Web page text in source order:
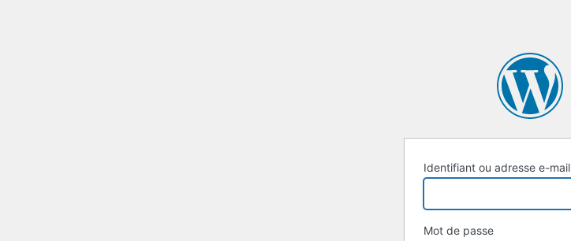
Identifiant ou adresse e-mail
Mot de passe